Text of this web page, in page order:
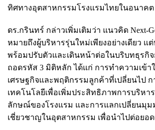
ทิศทางอุตสาหกรรมโรงแรมไทยในอนาคต
ดร.กรินทร์ กล่าวเพิ่มเติมว่า แนวคิด Next-
หมายถึงผู้บริหารรุ่นใหม่เพียงอย่างเดียว แ
พร้อมปรับตัวและเดินหน้าต่อในบริบทธุรกิ
ถอดรหัส 3 มิติหลัก ได้แก่ การทำความเข้
เศรษฐกิจและพฤติกรรมลูกค้าที่เปลี่ยนไป ก
เทคโนโลยีเพื่อเพิ่มประสิทธิภาพการบริหา
ลักษณ์ของโรงแรม และการแลกเปลี่ยนมุม
เชี่ยวชาญในอุตสาหกรรม เพื่อนำไปต่อยอด